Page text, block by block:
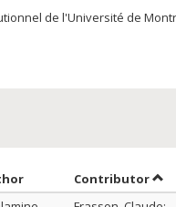
de l'Université de
Sort by author in
Contributorby